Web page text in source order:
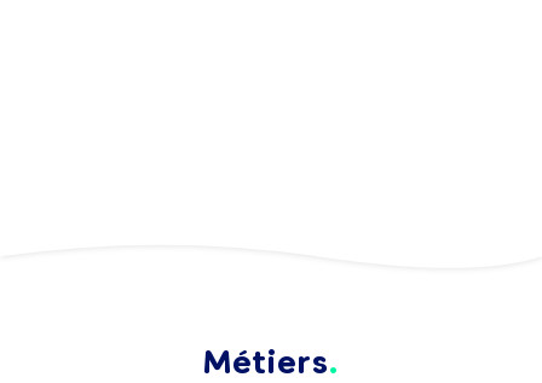
Métiers